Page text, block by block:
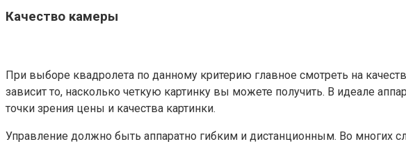
Качество камеры
При выборе квадролета по данному критерию главное смотреть на
зависит то, насколько четкую картинку вы можете получить. В идеале
точки зрения цены и качества картинки.
Управление должно быть аппаратно гибким и дистанционным. Во многих